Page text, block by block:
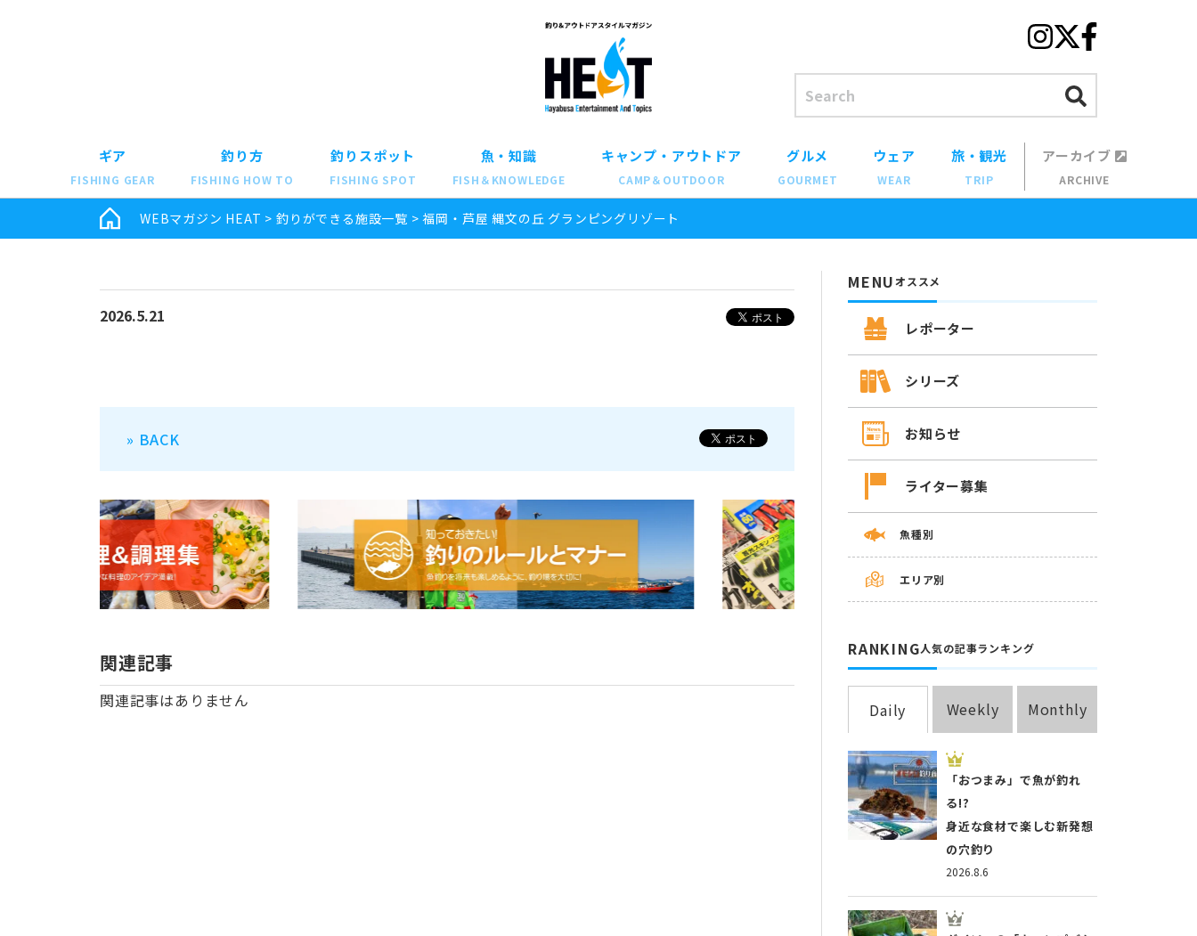
ギア
FISHING GEAR
釣り方
FISHING HOW TO
釣りスポット
FISHING SPOT
魚・知識
FISH＆KNOWLEDGE
キャンプ・アウトドア
CAMP＆OUTDOOR
グルメ
GOURMET
ウェア
WEAR
旅・観光
TRIP
アーカイブ
ARCHIVE
WEBマガジン HEAT >釣りができる施設一覧 >福岡・芦屋 縄文の丘 グランピングリゾート
2026.5.21
» BACK
関連記事
関連記事はありません
MENUオススメ
レポーター
シリーズ
お知らせ
ライター募集
魚種別
エリア別
RANKING人気の記事ランキング
Daily Weekly Monthly
2026.8.6
「おつまみ」で魚が釣れ
る!?
身近な食材で楽しむ新発想
の穴釣り